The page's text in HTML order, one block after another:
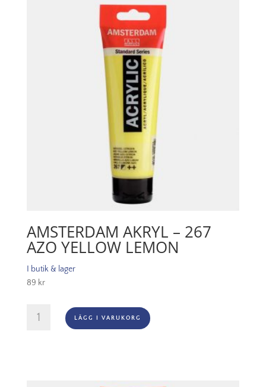
AMSTERDAM AKRYL – 267
AZO YELLOW LEMON
I butik & lager
89 kr
Amsterdam
Akryl
LÄGG I VARUKORG